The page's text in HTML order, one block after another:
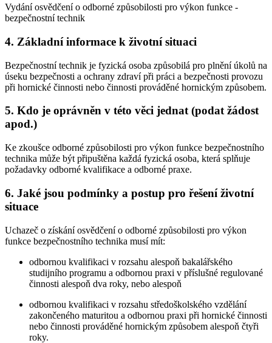
Vydání osvědčení o odborné způsobilosti pro výkon funkce -
bezpečnostní technik
4. Základní informace k životní situaci
Bezpečnostní technik je fyzická osoba způsobilá pro plnění úkolů na
úseku bezpečnosti a ochrany zdraví při práci a bezpečnosti provozu
při hornické činnosti nebo činnosti prováděné hornickým způsobem.
5. Kdo je oprávněn v této věci jednat (podat žádost
apod.)
Ke zkoušce odborné způsobilosti pro výkon funkce bezpečnostního
technika může být připuštěna každá fyzická osoba, která splňuje
požadavky odborné kvalifikace a odborné praxe.
6. Jaké jsou podmínky a postup pro řešení životní
situace
Uchazeč o získání osvědčení o odborné způsobilosti pro výkon
funkce bezpečnostního technika musí mít:
odbornou kvalifikaci v rozsahu alespoň bakalářského
studijního programu a odbornou praxi v příslušné regulované
činnosti alespoň dva roky, nebo alespoň
odbornou kvalifikaci v rozsahu středoškolského vzdělání
zakončeného maturitou a odbornou praxi při hornické činnosti
nebo činnosti prováděné hornickým způsobem alespoň čtyři
roky.